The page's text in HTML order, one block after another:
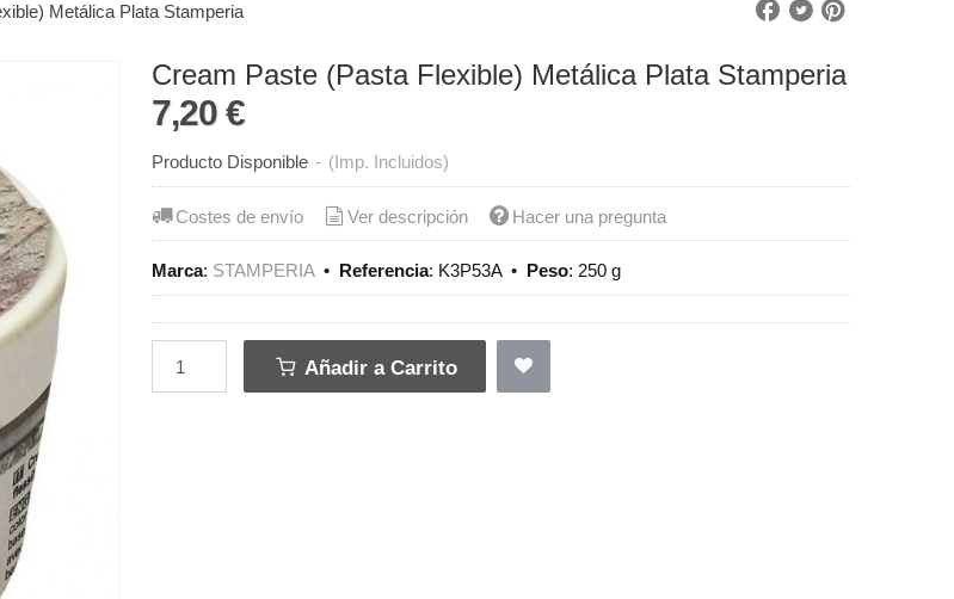
Metálica Plata Stamperia
Cream Paste (Pasta Flexible) Metálica Plata Stamperia
7,20 €
Producto Disponible - (Imp. Incluidos)
Costes de envío Ver descripción Hacer una pregunta
Marca: STAMPERIA• Referencia: K3P53A• Peso: 250 g
Añadir a Carrito